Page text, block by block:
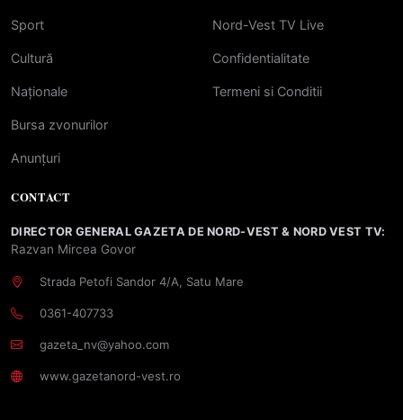
Sport
Cultură
Naționale
Bursa zvonurilor
Anunțuri
Nord-Vest TV Live
Confidentialitate
Termeni si Conditii
CONTACT
DIRECTOR GENERAL GAZETA DE NORD-VEST & NORD VEST TV:
Razvan Mircea Govor
Strada Petofi Sandor 4/A, Satu Mare
0361-407733
gazeta_nv@yahoo.com
www.gazetanord-vest.ro